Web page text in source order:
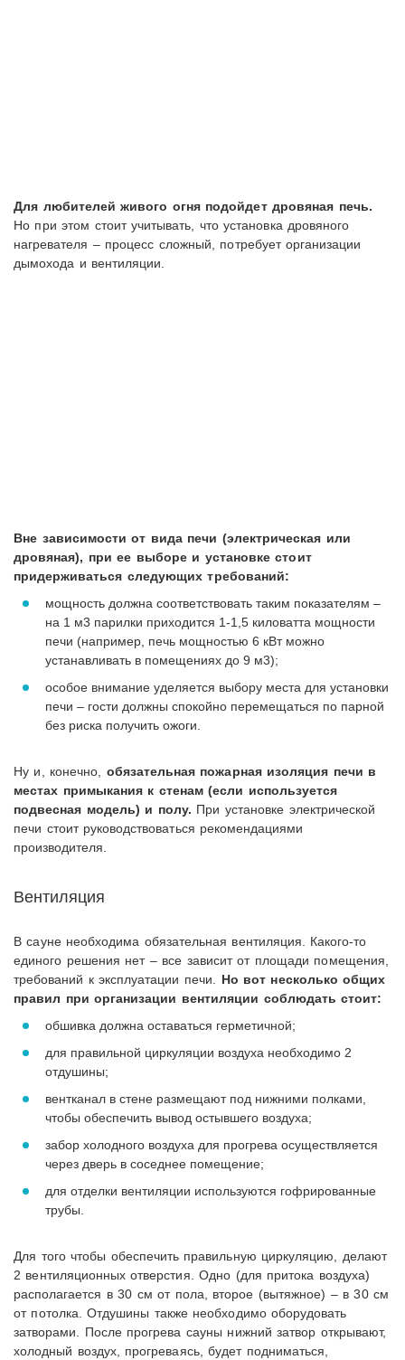
Для любителей живого огня подойдет дровяная печь.
Но при этом стоит учитывать, что установка дровяного
нагревателя – процесс сложный, потребует организации
дымохода и вентиляции.
Вне зависимости от вида печи (электрическая или
дровяная), при ее выборе и установке стоит
придерживаться следующих требований:
мощность должна соответствовать таким показателям –
на 1 м3 парилки приходится 1-1,5 киловатта мощности
печи (например, печь мощностью 6 кВт можно
устанавливать в помещениях до 9 м3);
особое внимание уделяется выбору места для установки
печи – гости должны спокойно перемещаться по парной
без риска получить ожоги.
Ну и, конечно, обязательная пожарная изоляция печи в
местах примыкания к стенам (если используется
подвесная модель) и полу. При установке электрической
печи стоит руководствоваться рекомендациями
производителя.
Вентиляция
В сауне необходима обязательная вентиляция. Какого-то
единого решения нет – все зависит от площади помещения,
требований к эксплуатации печи. Но вот несколько общих
правил при организации вентиляции соблюдать стоит:
обшивка должна оставаться герметичной;
для правильной циркуляции воздуха необходимо 2
отдушины;
вентканал в стене размещают под нижними полками,
чтобы обеспечить вывод остывшего воздуха;
забор холодного воздуха для прогрева осуществляется
через дверь в соседнее помещение;
для отделки вентиляции используются гофрированные
трубы.
Для того чтобы обеспечить правильную циркуляцию, делают
2 вентиляционных отверстия. Одно (для притока воздуха)
располагается в 30 см от пола, второе (вытяжное) – в 30 см
от потолка. Отдушины также необходимо оборудовать
затворами. После прогрева сауны нижний затвор открывают,
холодный воздух, прогреваясь, будет подниматься,